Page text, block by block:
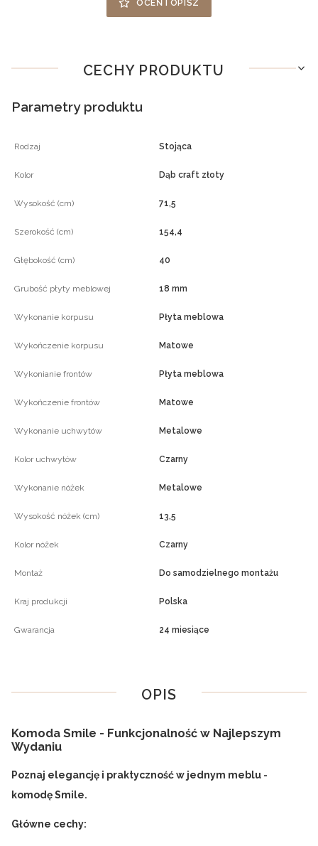
OCEŃ I OPISZ
CECHY PRODUKTU
Parametry produktu
Rodzaj Stojąca
Kolor Dąb craft złoty
Wysokość (cm) 71,5
Szerokość (cm) 154,4
Głębokość (cm) 40
Grubość płyty meblowej 18 mm
Wykonanie korpusu Płyta meblowa
Wykończenie korpusu Matowe
Wykonianie frontów Płyta meblowa
Wykończenie frontów Matowe
Wykonanie uchwytów Metalowe
Kolor uchwytów Czarny
Wykonanie nóżek Metalowe
Wysokość nóżek (cm) 13,5
Kolor nóżek Czarny
Montaż Do samodzielnego montażu
Kraj produkcji Polska
Gwarancja 24 miesiące
OPIS
Komoda Smile - Funkcjonalność w Najlepszym
Wydaniu
Poznaj elegancję i praktyczność w jednym meblu -
komodę Smile.
Główne cechy: